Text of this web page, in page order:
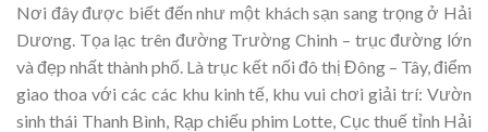
Nơi đây được biết đến như một khách sạn sang trọng ở Hải
Dương. Tọa lạc trên đường Trường Chinh – trục đường lớn
và đẹp nhất thành phố. Là trục kết nối đô thị Đông – Tây, điểm
giao thoa với các các khu kinh tế, khu vui chơi giải trí: Vườn
sinh thái Thanh Bình, Rạp chiếu phim Lotte, Cục thuế tỉnh Hải